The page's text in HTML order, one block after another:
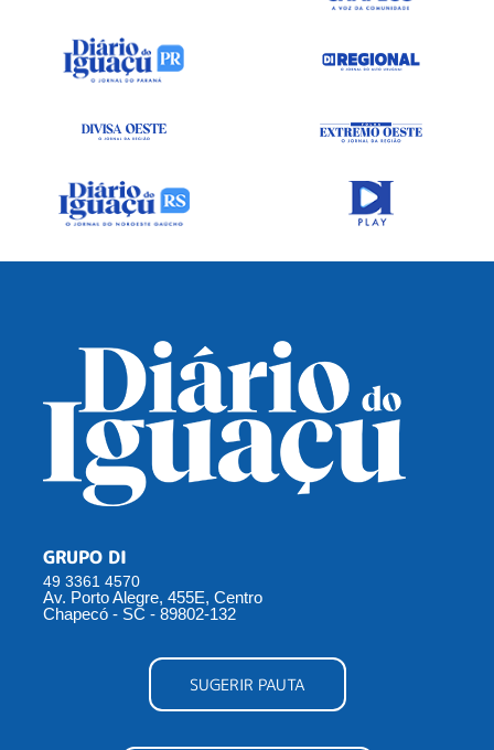
GRUPO DI
49 3361 4570
Av. Porto Alegre, 455E, Centro
Chapecó - SC - 89802-132
SUGERIR PAUTA